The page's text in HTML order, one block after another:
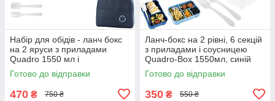
Набір для обідів - ланч бокс
на 2 яруси з приладами
Quadro 1550 мл і
термосумка, синій
Готово до відправки
470 ₴ 750 ₴
Ланч-бокс на 2 рівні, 6 секцій
з приладами і соусницею
Quadro-Box 1550мл, синій
Готово до відправки
350 ₴ 550 ₴